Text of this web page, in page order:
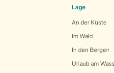
Lage
An der Küste
Im Wald
In den Bergen
Urlaub am